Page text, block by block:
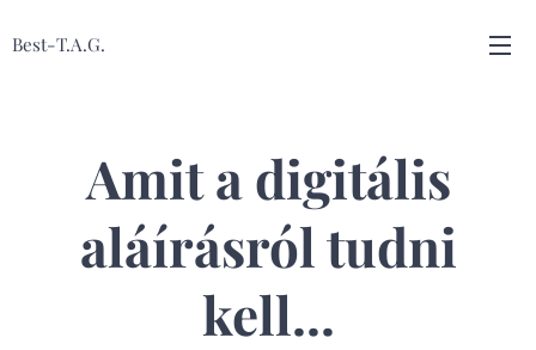
Best-T.A.G.
Amit a digitális
aláírásról tudni
kell...